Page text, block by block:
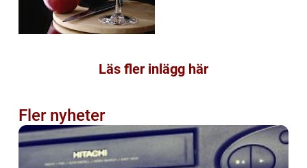
Läs fler inlägg här
Fler nyheter